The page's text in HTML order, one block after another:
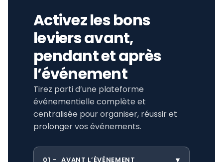
Activez les bons
leviers avant,
pendant et après
l’événement
Tirez parti d’une plateforme
événementielle complète et
centralisée pour organiser, réussir et
prolonger vos événements.
01 AVANT L’ÉVÉNEMENT